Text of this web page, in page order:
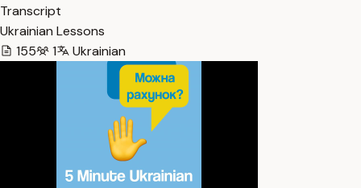
Transcript
Ukrainian Lessons
155
1 Ukrainian